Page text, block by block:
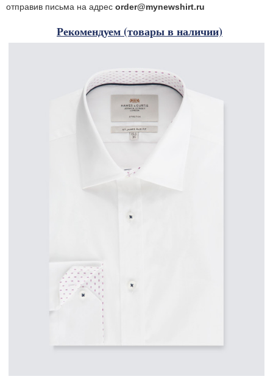
отправив письма на адрес order@mynewshirt.ru
Рекомендуем (товары в наличии)